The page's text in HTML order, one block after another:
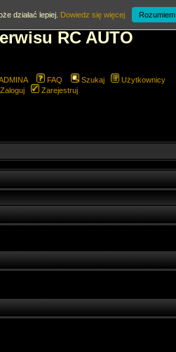
RC AUTO
FAQ Szukaj
Użytkownicy
Zaloguj
Zarejestruj
działać lepiej. Dowiedz się więcej Rozumiem